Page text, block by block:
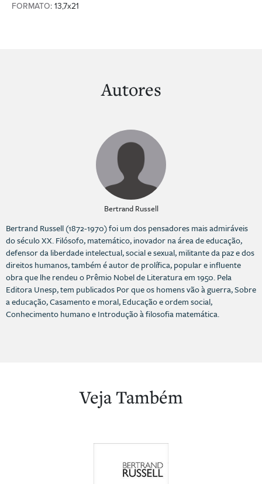
FORMATO: 13,7x21
Autores
Bertrand Russell
Bertrand Russell (1872-1970) foi um dos pensadores mais admiráveis
do século XX. Filósofo, matemático, inovador na área de educação,
defensor da liberdade intelectual, social e sexual, militante da paz e dos
direitos humanos, também é autor de prolífica, popular e influente
obra que lhe rendeu o Prêmio Nobel de Literatura em 1950. Pela
Editora Unesp, tem publicados Por que os homens vão à guerra, Sobre
a educação, Casamento e moral, Educação e ordem social,
Conhecimento humano e Introdução à filosofia matemática.
Veja Também